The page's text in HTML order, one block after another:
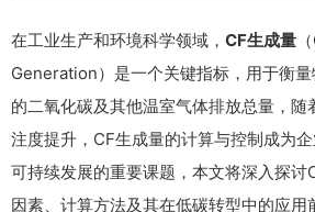
在工业生产和环境科学领域， CF生成量
Generation）是一个关键指标，用于衡
的二氧化碳及其他温室气体排放总量，随
注度提升，CF生成量的计算与控制成为
可持续发展的重要课题，本文将深入探讨
因素、计算方法及其在低碳转型中的应用